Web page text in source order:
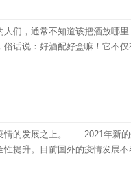
，通常不知道该把酒放哪里
话说：好酒配好盒嘛！它不
的发展之上。 2021年新的
提升。目前国外的疫情发展